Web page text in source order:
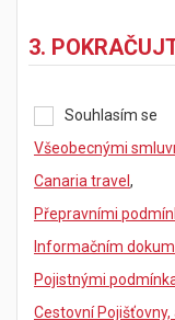
3.
Souhlasím se
Všeobecnými
Canaria travel ,
Přepravními
Informačním
Pojistnými
Cestovní Pojišťovny,